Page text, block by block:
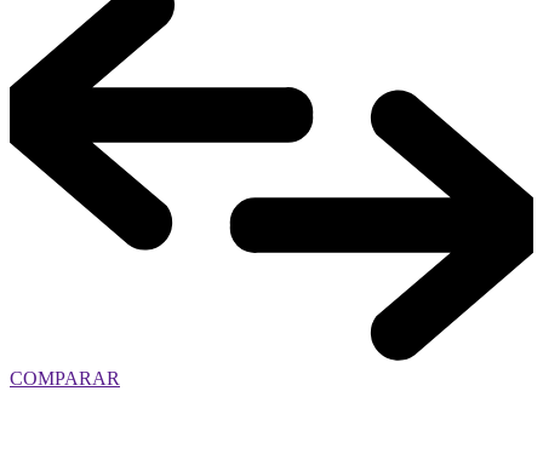
COMPARAR